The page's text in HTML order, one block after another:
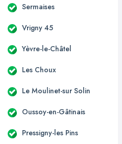
Sermaises
Vrigny 45
Yèvre-le-Châtel
Les Choux
Le Moulinet-sur Solin
Oussoy-en-Gâtinais
Pressigny-les Pins